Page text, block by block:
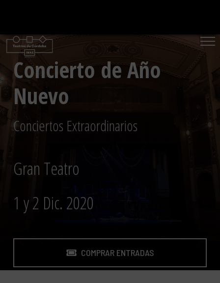
contenido
Concierto de Año
Nuevo
Conciertos Extraordinarios
Gran Teatro
1 y 2 Dic. 2020
COMPRAR ENTRADAS